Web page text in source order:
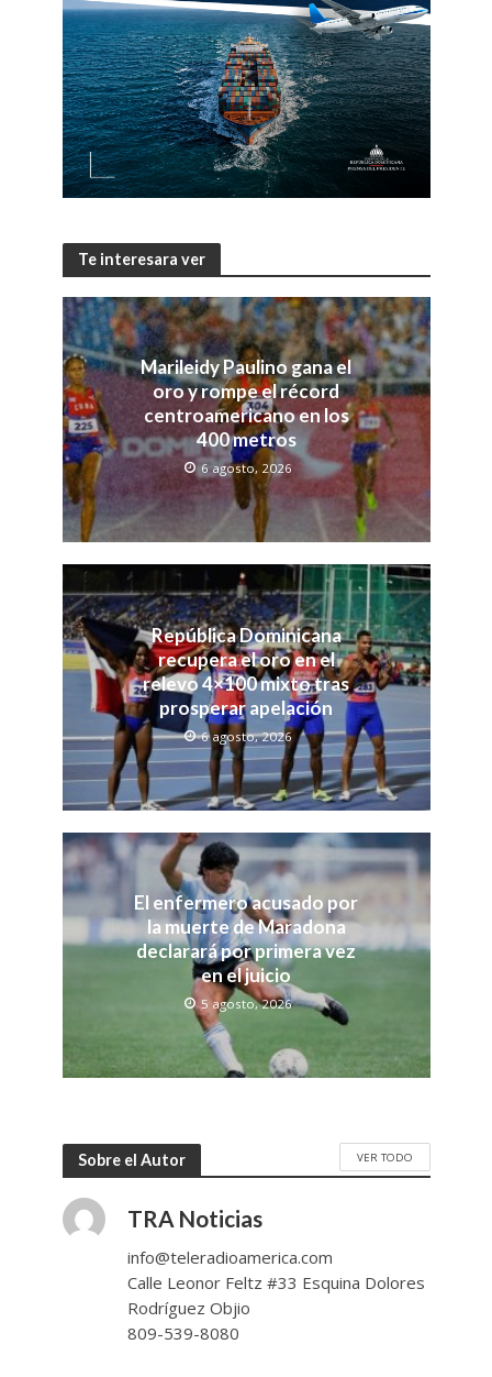
Te interesara ver
Marileidy Paulino gana el
oro y rompe el récord
centroamericano en los
400 metros
6 agosto, 2026
República Dominicana
recupera el oro en el
relevo 4×100 mixto tras
prosperar apelación
6 agosto, 2026
El enfermero acusado por
la muerte de Maradona
declarará por primera vez
en el juicio
5 agosto, 2026
Sobre el Autor VER TODO
TRA Noticias
info@teleradioamerica.com
Calle Leonor Feltz #33 Esquina Dolores
Rodríguez Objio
809-539-8080